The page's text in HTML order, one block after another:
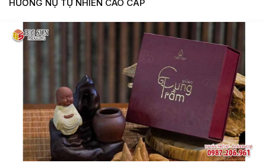
HƯƠNG NỤ TỰ NHIÊN CAO CẤP